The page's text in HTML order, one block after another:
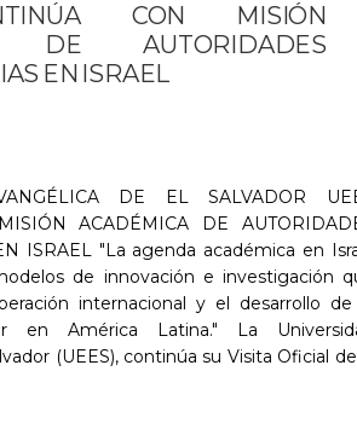
CON MISIÓN
DE AUTORIDADES
EN ISRAEL
DE EL SALVADOR
ACADÉMICA DE
ISRAEL "La agenda académica en
de innovación e investigación
internacional y el desarrollo
en América Latina." La
(UEES), continúa su Visita Oficial